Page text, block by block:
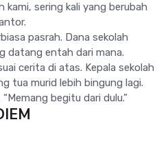
kami, sering kali yang berubah
pasrah. Dana sekolah
datang entah dari mana.
cerita di atas. Kepala sekolah
tua murid lebih bingung lagi.
begitu dari dulu.”